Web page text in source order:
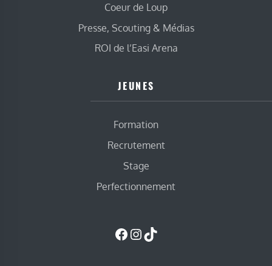
Coeur de Loup
Presse, Scouting & Médias
ROI de l’Easi Arena
JEUNES
Formation
Recrutement
Stage
Perfectionnement
Facebook
Instagram
TikTok